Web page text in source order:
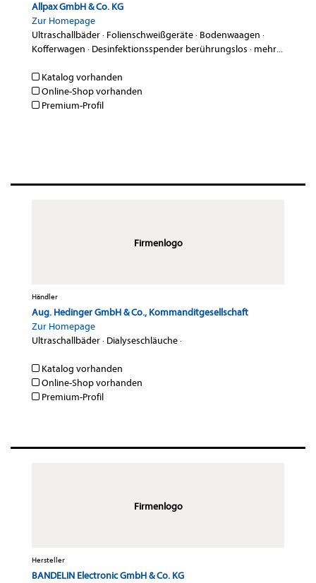
Allpax GmbH & Co. KG
Zur Homepage
Ultraschallbäder· Folienschweißgeräte· Bodenwaagen ·
Kofferwagen · Desinfektionsspender berührungslos · mehr...
Katalog vorhanden
Online-Shop vorhanden
Premium-Profil
Firmenlogo
Händler
Aug. Hedinger GmbH & Co., Kommanditgesellschaft
Zur Homepage
Ultraschallbäder· Dialyseschläuche·
Katalog vorhanden
Online-Shop vorhanden
Premium-Profil
Firmenlogo
Hersteller
BANDELIN Electronic GmbH & Co. KG